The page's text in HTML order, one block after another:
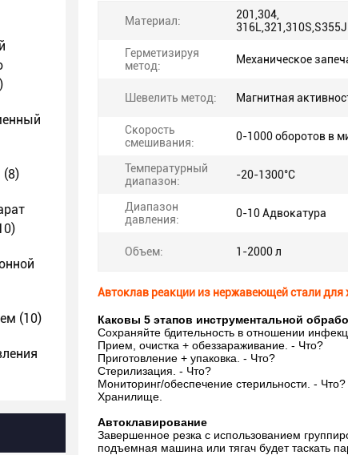
(8)
(10)
Материал:
201,304,
Герметизируя
метод:
Механическое
Шевелить метод: Магнитная
Скорость
смешивания:
0-1000 оборотов в
Температурный
диапазон:
-20-1300°C
Диапазон
давления:
0-10 Адвокатура
Объем: 1-2000 л
Автоклав реакции из нержавеющей стали для
Каковы 5 этапов инструментальной
Сохраняйте бдительность в отношении
Прием, очистка + обеззараживание. - Что?
Приготовление + упаковка. - Что?
Стерилизация. - Что?
Мониторинг/обеспечение стерильности. - Что?
Хранилище.
Автоклавирование
Завершенное резка с использованием
подъемная машина или тягач будет таскать